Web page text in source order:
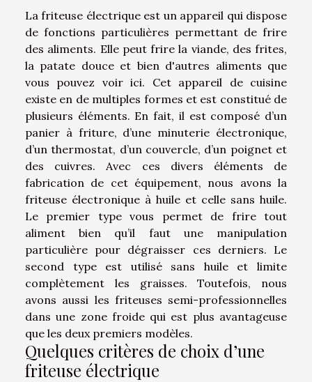
La friteuse électrique est un appareil qui dispose
de fonctions particulières permettant de frire
des aliments. Elle peut frire la viande, des frites,
la patate douce et bien d'autres aliments que
vous pouvez voirici. Cet appareil de cuisine
existe en de multiples formes et est constitué de
plusieurs éléments. En fait, il est composé d’un
panier à friture, d’une minuterie électronique,
d’un thermostat, d’un couvercle, d’un poignet et
des cuivres. Avec ces divers éléments de
fabrication de cet équipement, nous avons la
friteuse électronique à huile et celle sans huile.
Le premier type vous permet de frire tout
aliment bien qu’il faut une manipulation
particulière pour dégraisser ces derniers. Le
second type est utilisé sans huile et limite
complètement les graisses. Toutefois, nous
avons aussi les friteuses semi-professionnelles
dans une zone froide qui est plus avantageuse
que les deux premiers modèles.
Quelques critères de choix d’une
friteuse électrique